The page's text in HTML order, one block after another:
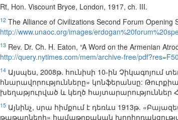
Rt, Hon. Viscount Bryce, London, 1917, ch. III.
12 The Alliance of Civilizations Second Forum
http://www.unaoc.org/images/
13 Rev. Dr. Ch. H. Eaton, “A Word on the Armenian
http://query.nytimes.com/mem/archive-free/
14 Այսպես, 2008թ. հունիսի 10-ին
հնարավորությունները» կոնֆերանսը:
խեղաթյուրված և կեղծ
15 Այնինչ, սրա հիմքում է դեռևս 1913թ.
թաթարների» համաթրքական